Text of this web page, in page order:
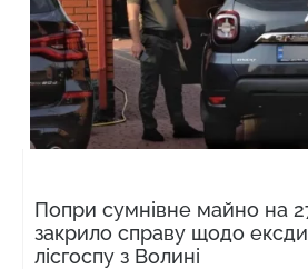
Попри сумнівне майно на
закрило справу щодо
лісгоспу з Волині